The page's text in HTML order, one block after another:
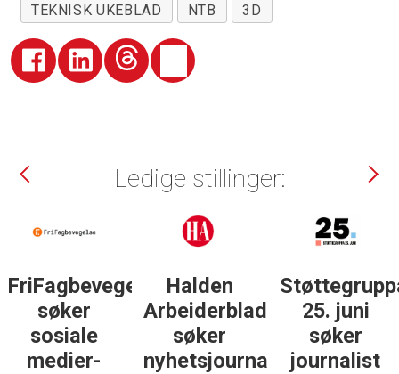
TEKNISK UKEBLAD
NTB 3D
Ledige stillinger:
Halden
Arbeiderblad
søker
nyhetsjournalist
Støttegruppa
25. juni
søker
journalist
Journalist
med teft
for digitale
spor? Bli